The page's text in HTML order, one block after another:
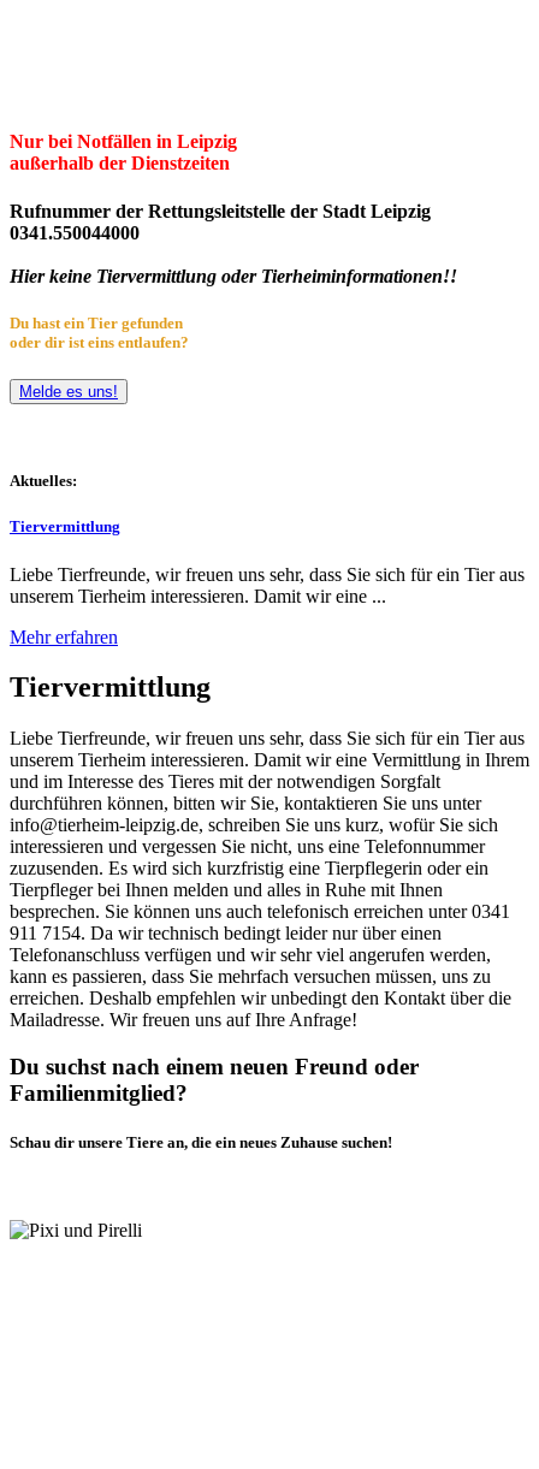
Nur bei Notfällen in Leipzig
außerhalb der Dienstzeiten
Rufnummer der Rettungsleitstelle der Stadt Leipzig
0341.550044000
Hier keine Tiervermittlung oder Tierheiminformationen!!
Du hast ein Tier gefunden
oder dir ist eins entlaufen?
Melde es uns!
Aktuelles:
Tiervermittlung
Liebe Tierfreunde, wir freuen uns sehr, dass Sie sich für ein Tier aus
unserem Tierheim interessieren. Damit wir eine ...
Mehr erfahren
Tiervermittlung
Liebe Tierfreunde, wir freuen uns sehr, dass Sie sich für ein Tier aus
unserem Tierheim interessieren. Damit wir eine Vermittlung in Ihrem
und im Interesse des Tieres mit der notwendigen Sorgfalt
durchführen können, bitten wir Sie, kontaktieren Sie uns unter
info@tierheim-leipzig.de, schreiben Sie uns kurz, wofür Sie sich
interessieren und vergessen Sie nicht, uns eine Telefonnummer
zuzusenden. Es wird sich kurzfristig eine Tierpflegerin oder ein
Tierpfleger bei Ihnen melden und alles in Ruhe mit Ihnen
besprechen. Sie können uns auch telefonisch erreichen unter 0341
911 7154. Da wir technisch bedingt leider nur über einen
Telefonanschluss verfügen und wir sehr viel angerufen werden,
kann es passieren, dass Sie mehrfach versuchen müssen, uns zu
erreichen. Deshalb empfehlen wir unbedingt den Kontakt über die
Mailadresse. Wir freuen uns auf Ihre Anfrage!
Du suchst nach einem neuen Freund oder
Familienmitglied?
Schau dir unsere Tiere an, die ein neues Zuhause suchen!